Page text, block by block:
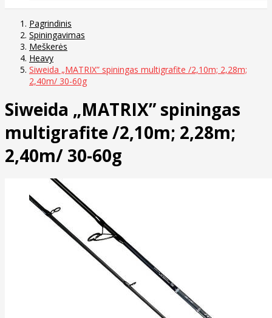
Pagrindinis
Spiningavimas
Meškerės
Heavy
Siweida „MATRIX” spiningas multigrafite /2,10m; 2,28m;
2,40m/ 30-60g
Siweida „MATRIX” spiningas
multigrafite /2,10m; 2,28m;
2,40m/ 30-60g